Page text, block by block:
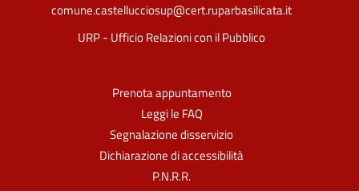
comune.castellucciosup@cert.ruparbasilicata.it
URP - Ufficio Relazioni con il Pubblico
Prenota appuntamento
Leggi le FAQ
Segnalazione disservizio
Dichiarazione di accessibilità
P.N.R.R.